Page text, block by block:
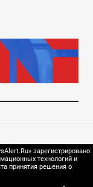
зарегистрировано
технологий и
принятия решения о